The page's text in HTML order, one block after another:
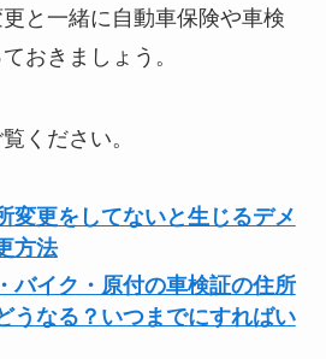
と一緒に自動車保険や車検
おきましょう。
ください。
変更をしてないと生じるデメ
方法
バイク・原付の車検証の住所
うなる？いつまでにすればい